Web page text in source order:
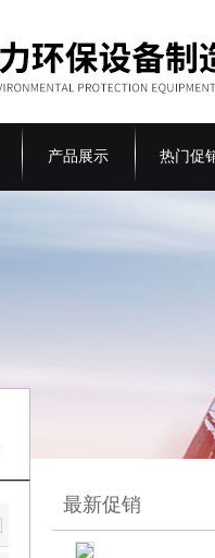
产品展示 热门促
最新促销